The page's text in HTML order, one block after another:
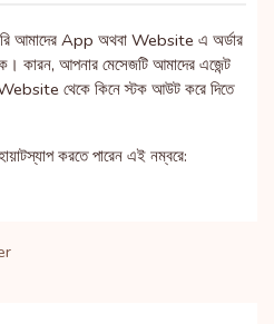
আমাদের App অথবা Website এ অর্ডার
কারন, আপনার মেসেজটি আমাদের এজেন্ট
থেকে কিনে স্টক আউট করে দিতে
করতে পারেন এই নম্বরে: